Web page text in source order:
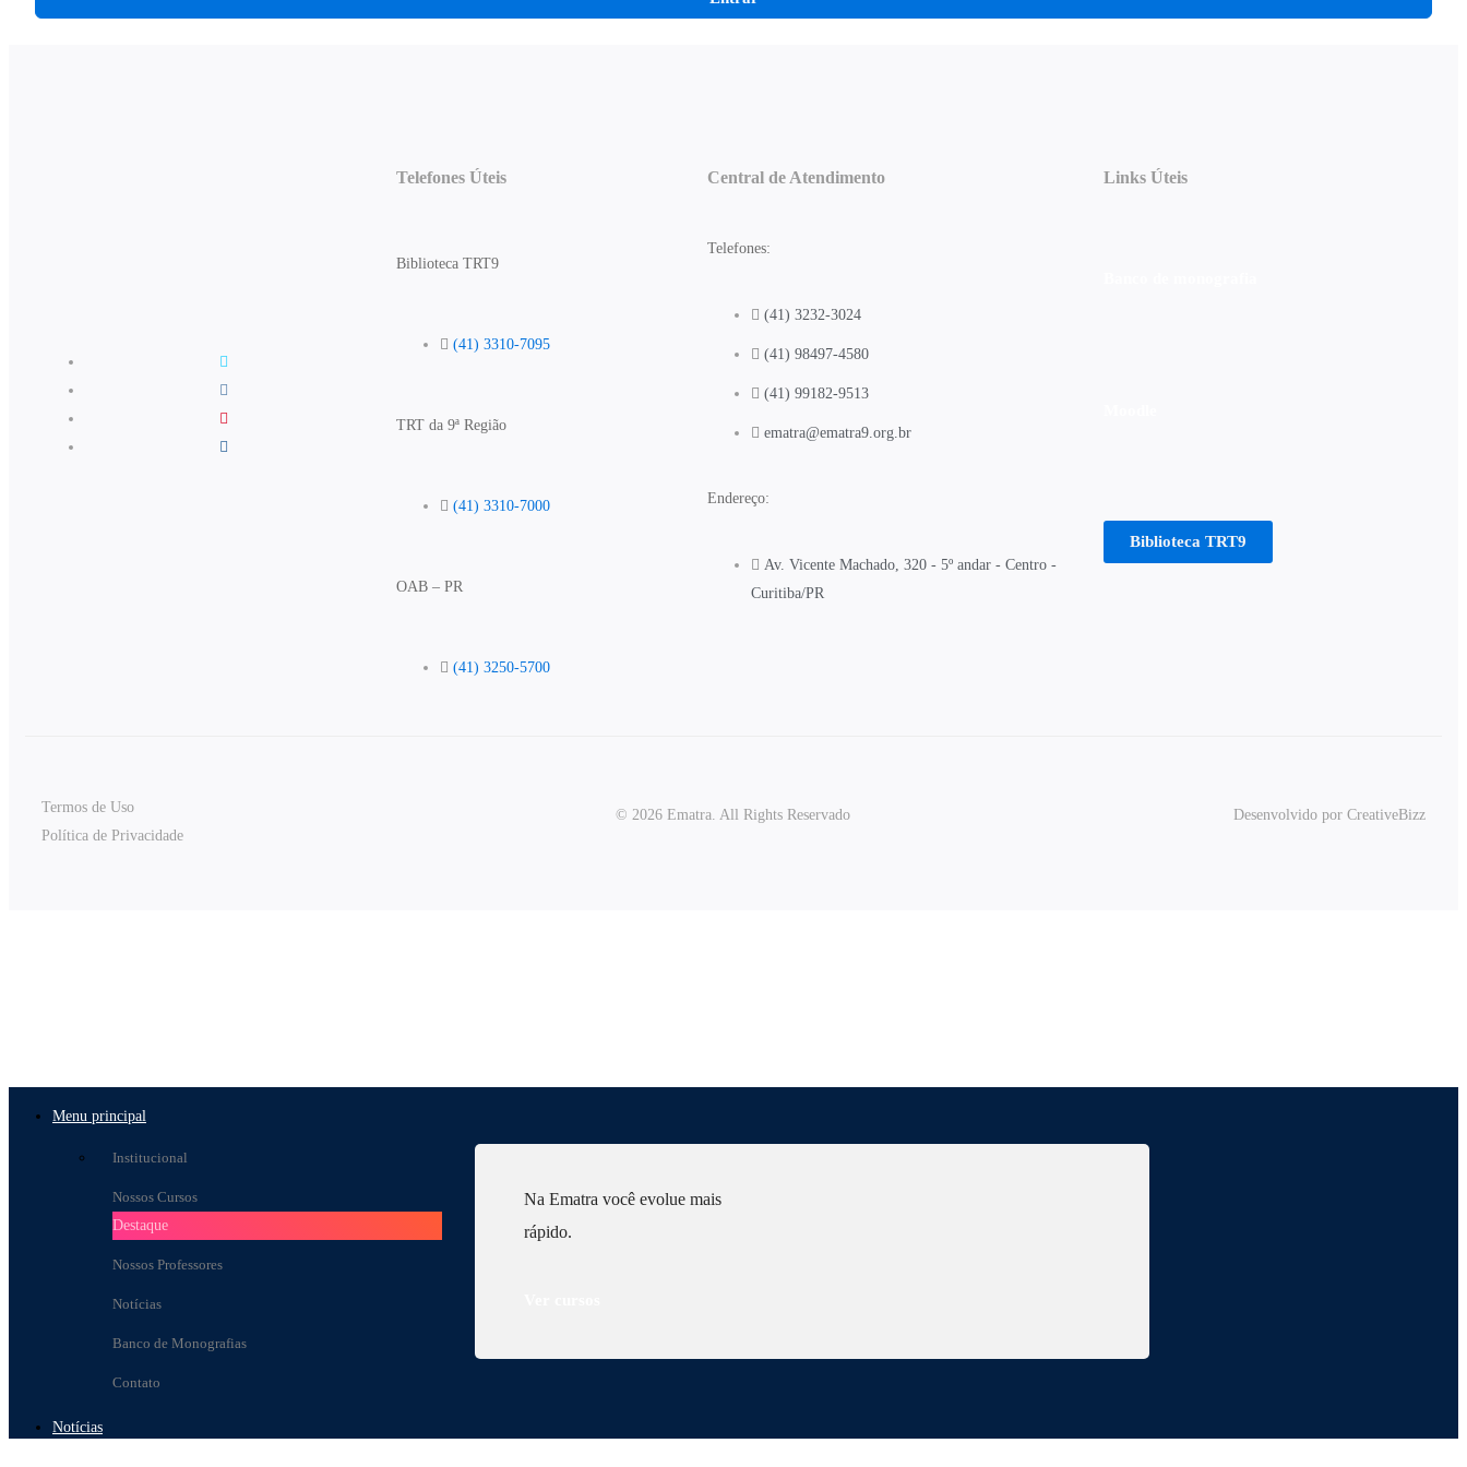
Telefones Úteis
Biblioteca TRT9
(41) 3310-7095
TRT da 9ª Região
(41) 3310-7000
OAB – PR
(41) 3250-5700
Central de Atendimento
Telefones:
(41) 3232-3024
(41) 98497-4580
(41) 99182-9513
ematra@ematra9.org.br
Endereço:
Av. Vicente Machado, 320 - 5º andar - Centro -
Curitiba/PR
Links Úteis
Biblioteca TRT9
Termos de Uso
Política de Privacidade
© 2026 Ematra. All Rights Reservado Desenvolvido por CreativeBizz
Menu principal
Institucional
Nossos Cursos
Destaque
Nossos Professores
Notícias
Banco de Monografias
Contato
Na Ematra você evolue mais
rápido.
Notícias